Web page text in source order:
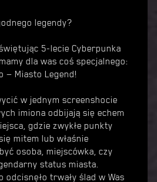
legendy?
5-lecie Cyberpunka
dla was coś specjalnego:
— Miasto Legend!
w jednym screenshocie
imiona odbijają się echem
gdzie zwykłe punkty
mitem lub właśnie
osoba, miejscówka, czy
status miasta.
odcisnęło trwały ślad w Was